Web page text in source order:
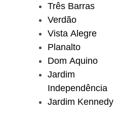
Três Barras
Verdão
Vista Alegre
Planalto
Dom Aquino
Jardim
Independência
Jardim Kennedy